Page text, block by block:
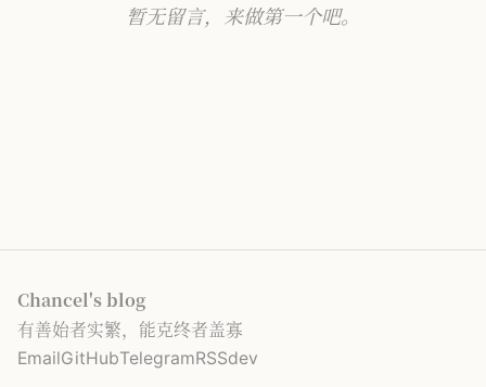
暂无留言，来做第一个吧。
Chancel's blog
有善始者实繁，能克终者盖寡
EmailGitHubTelegramRSSdev